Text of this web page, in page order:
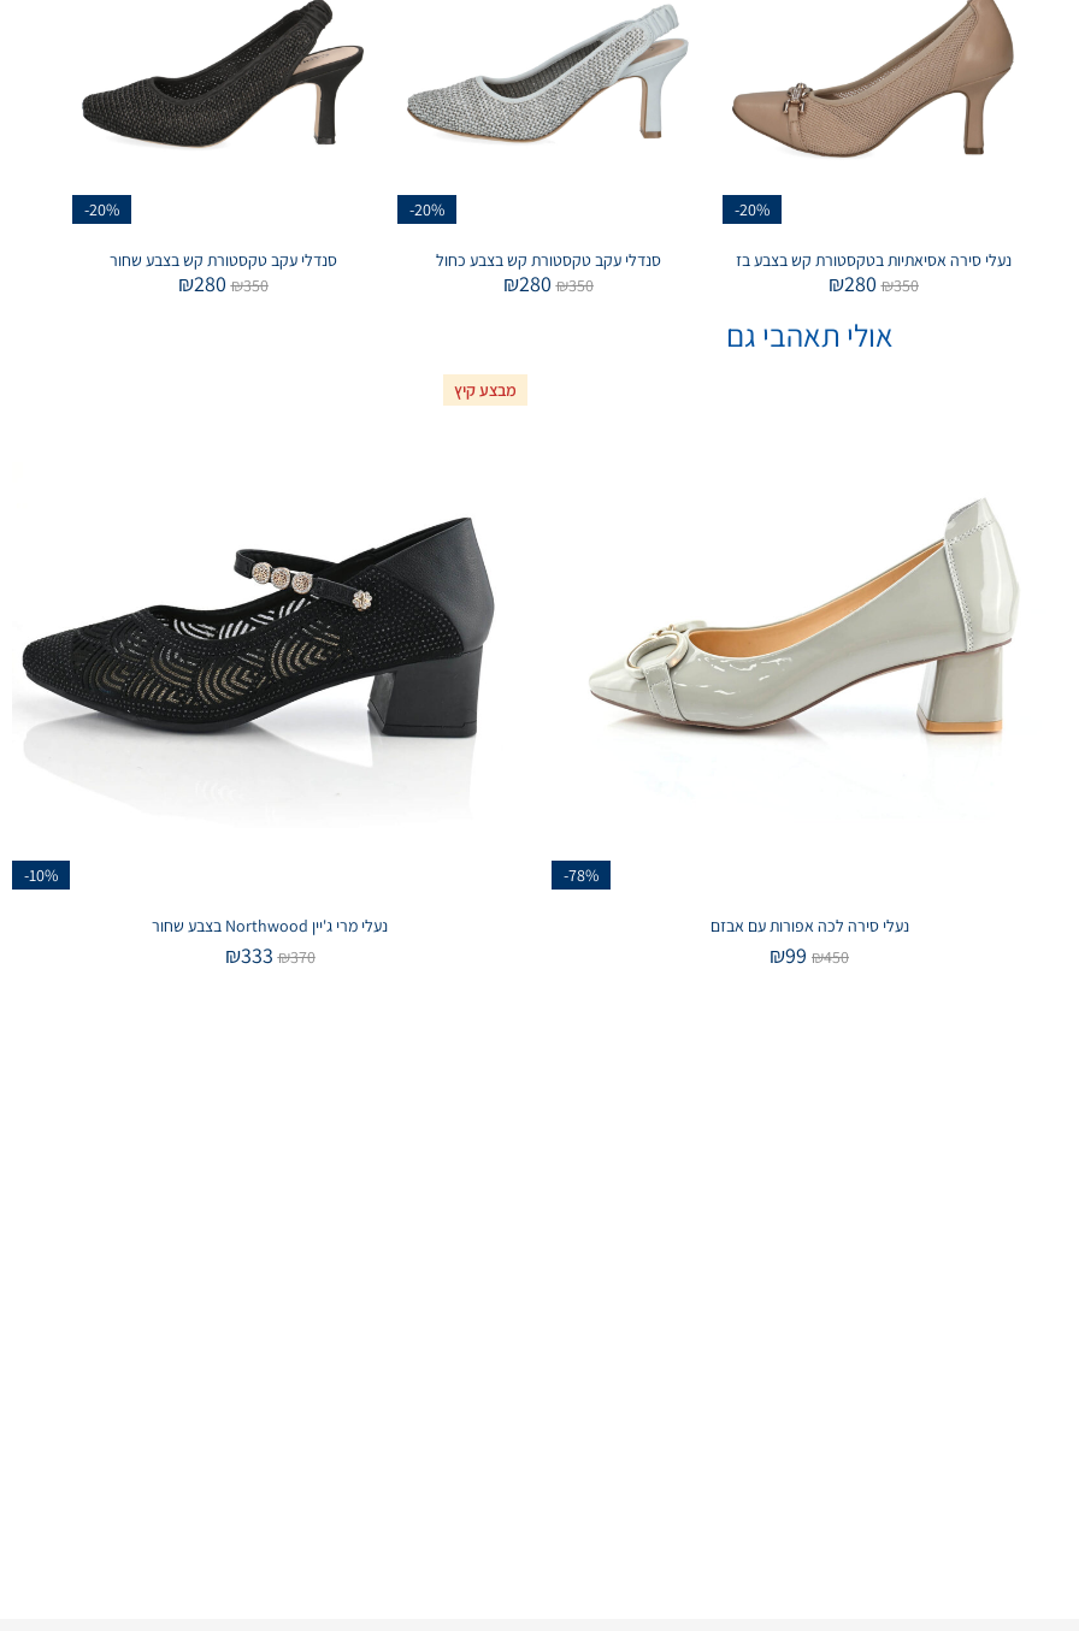
-20%
נעלי סירה אסיאתיות בטקסטורת קש בצבע בז
₪350
₪280
-20%
סנדלי עקב טקסטורת קש בצבע כחול
₪350
₪280
-20%
סנדלי עקב טקסטורת קש בצבע שחור
₪350
₪280
אולי תאהבי גם
-78%
נעלי סירה לכה אפורות עם אבזם
₪450
₪99
מבצע קיץ
-10%
נעלי מרי ג'יין Northwood בצבע שחור
₪370
₪333